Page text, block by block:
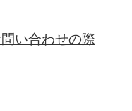
い合わせの際